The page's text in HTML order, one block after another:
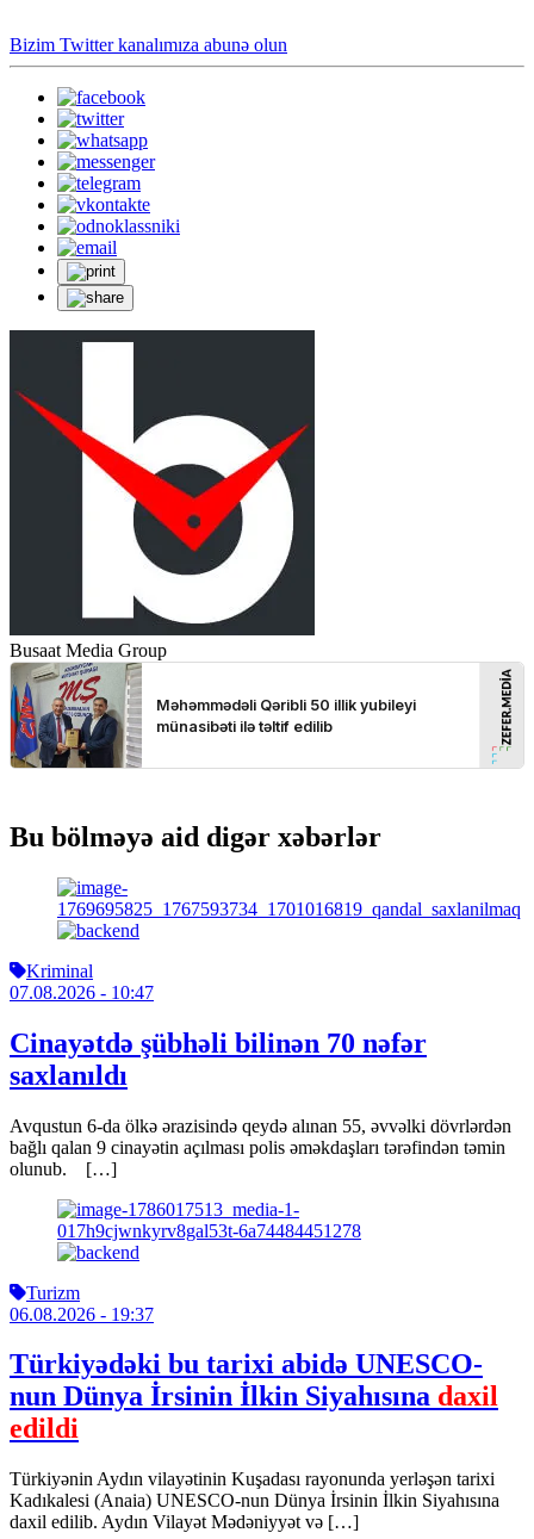
Bizim Twitter kanalımıza abunə olun
Busaat Media Group
Bu bölməyə aid digər xəbərlər
Kriminal
07.08.2026 - 10:47
Cinayətdə şübhəli bilinən 70 nəfər
saxlanıldı
Avqustun 6-da ölkə ərazisində qeydə alınan 55, əvvəlki dövrlərdən
bağlı qalan 9 cinayətin açılması polis əməkdaşları tərəfindən təmin
olunub. […]
Turizm
06.08.2026 - 19:37
Türkiyədəki bu tarixi abidə UNESCO-
nun Dünya İrsinin İlkin Siyahısına daxil
edildi
Türkiyənin Aydın vilayətinin Kuşadası rayonunda yerləşən tarixi
Kadıkalesi (Anaia) UNESCO-nun Dünya İrsinin İlkin Siyahısına
daxil edilib. Aydın Vilayət Mədəniyyət və […]